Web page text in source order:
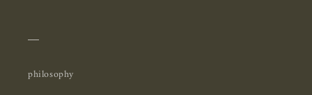
＿
philosophy